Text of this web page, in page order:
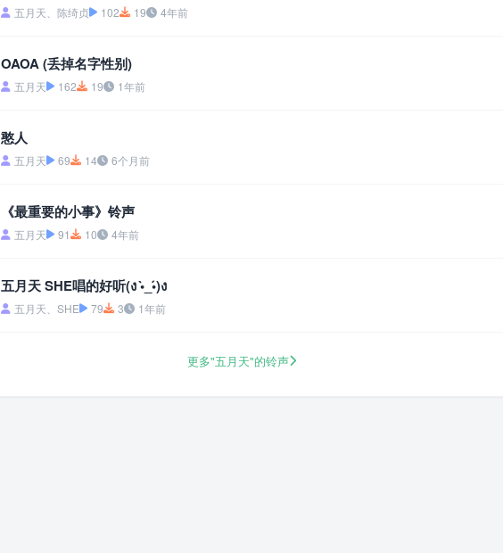
五月天、陈绮贞 102 19 4年前
OAOA (丢掉名字性别)
五月天 162 19 1年前
憨人
五月天 69 14 6个月前
《最重要的小事》铃声
五月天 91 10 4年前
五月天 SHE唱的好听(ง •̀_•́)ง
五月天、SHE 79 3 1年前
更多"五月天"的铃声